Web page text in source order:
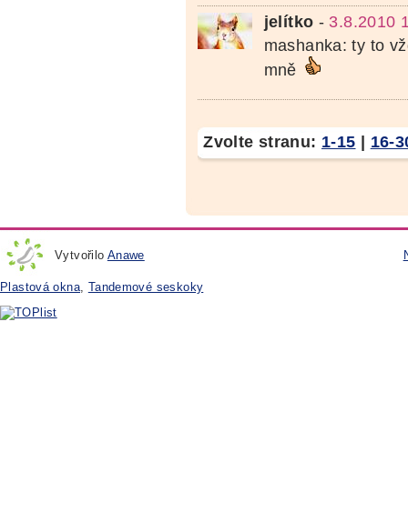
jelítko - 3.8.2010
mashanka: ty to
mně
Zvolte stranu: 1-15 16-
Vytvořilo Anawe
Plastová okna, Tandemové seskoky